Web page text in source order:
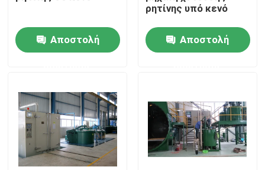
Προϊόντα
Γύρος εργοστασίων
Ποιοτικός έλεγχος
Αποστολή
ρητίνης υπό κενό
Αποστολή